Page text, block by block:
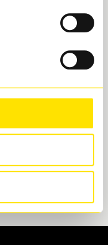
fälgar hos oss
eller
dina däck ser
säker körning.